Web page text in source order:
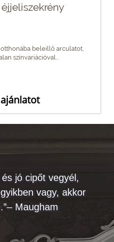
beleillő arculatot,
színvariációval...
jó cipőt vegyél,
vagy, akkor
Maugham